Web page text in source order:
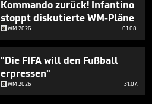
Kommando zurück! Infantino
stoppt diskutierte WM-Pläne
WM 2026 01.08.
"Die FIFA will den Fußball
erpressen"
WM 2026 31.07.